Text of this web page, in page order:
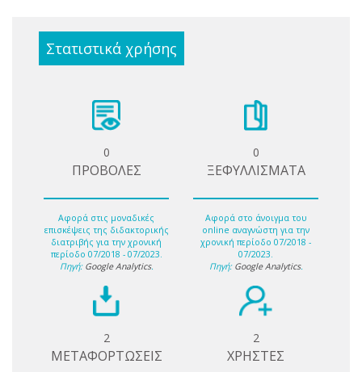
Στατιστικά χρήσης
0
ΠΡΟΒΟΛΕΣ
Αφορά στις μοναδικές
επισκέψεις της διδακτορικής
διατριβής για την χρονική
περίοδο 07/2018 - 07/2023.
Πηγή: Google Analytics.
0
ΞΕΦΥΛΛΙΣΜΑΤΑ
Αφορά στο άνοιγμα του
online αναγνώστη για την
χρονική περίοδο 07/2018 -
07/2023.
Πηγή: Google Analytics.
2
ΜΕΤΑΦΟΡΤΩΣΕΙΣ
2
ΧΡΗΣΤΕΣ